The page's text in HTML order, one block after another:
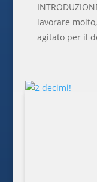
lavorare
agitato per il